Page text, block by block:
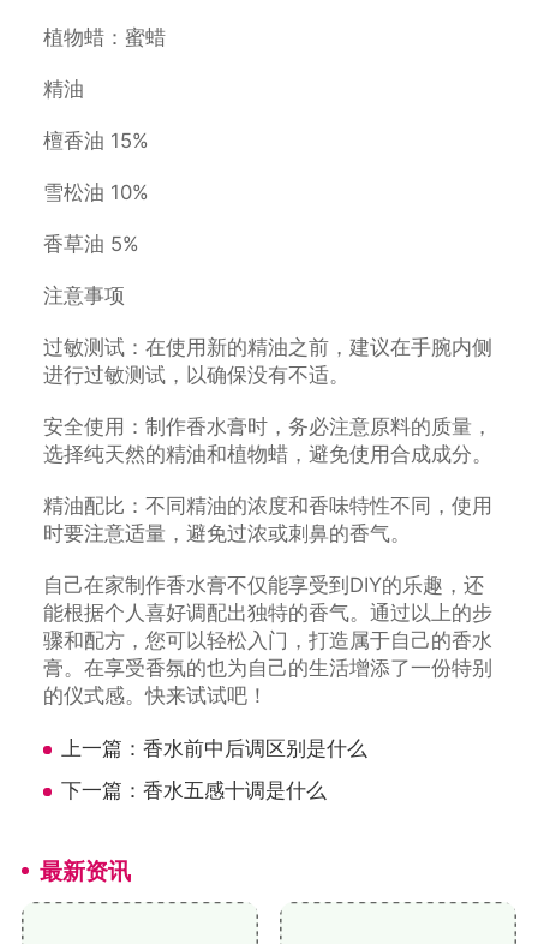
植物蜡：蜜蜡
精油
檀香油 15%
雪松油 10%
香草油 5%
注意事项
过敏测试：在使用新的精油之前，建议在手腕内侧
进行过敏测试，以确保没有不适。
安全使用：制作香水膏时，务必注意原料的质量，
选择纯天然的精油和植物蜡，避免使用合成成分。
精油配比：不同精油的浓度和香味特性不同，使用
时要注意适量，避免过浓或刺鼻的香气。
自己在家制作香水膏不仅能享受到DIY的乐趣，还
能根据个人喜好调配出独特的香气。通过以上的步
骤和配方，您可以轻松入门，打造属于自己的香水
膏。在享受香氛的也为自己的生活增添了一份特别
的仪式感。快来试试吧！
上一篇： 香水前中后调区别是什么
下一篇： 香水五感十调是什么
最新资讯